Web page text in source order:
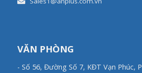
VĂN PHÒNG
- Số 56, Đường Số 7, KĐT Vạn Phúc,